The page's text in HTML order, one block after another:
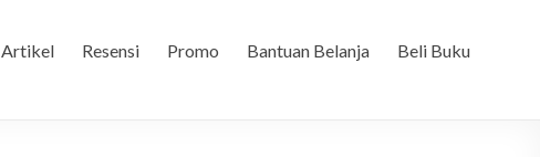
Artikel Resensi Promo Bantuan Belanja Beli Buku